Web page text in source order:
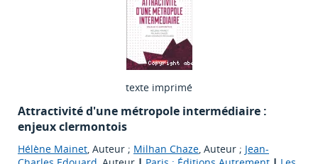
texte imprimé
Attractivité d'une métropole intermédiaire :
enjeux clermontois
Hélène Mainet, Auteur ; Milhan Chaze, Auteur ; Jean-